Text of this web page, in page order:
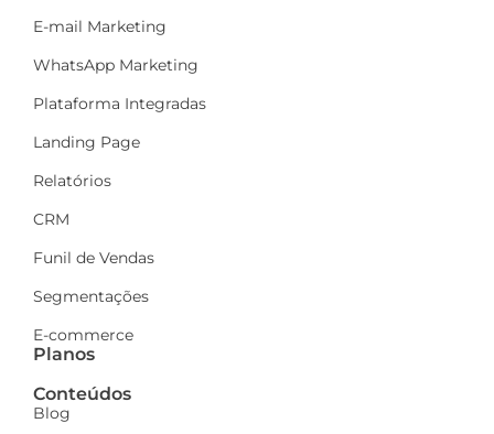
E-mail Marketing
WhatsApp Marketing
Plataforma Integradas
Landing Page
Relatórios
CRM
Funil de Vendas
Segmentações
E-commerce
Planos
Conteúdos
Blog